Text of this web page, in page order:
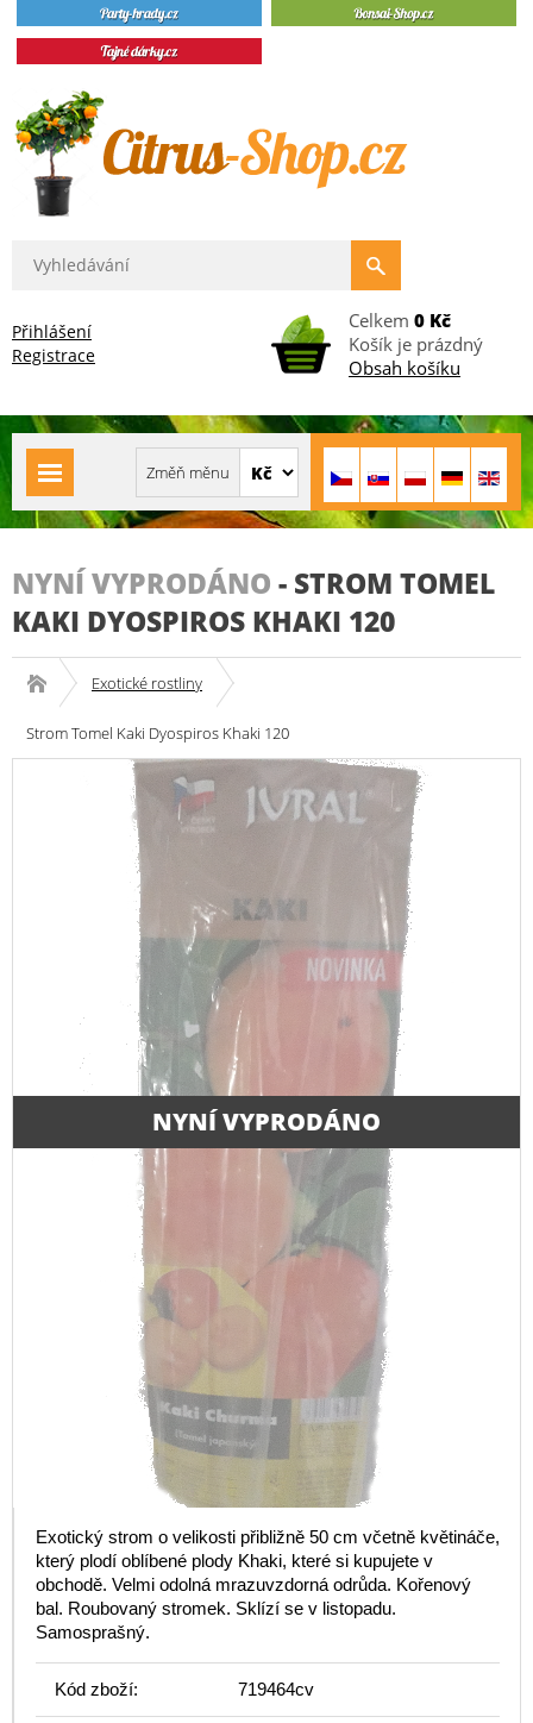
Přihlášení
Registrace
Celkem 0 Kč
Košík je prázdný
Obsah košíku
NYNÍ VYPRODÁNO - STROM TOMEL
KAKI DYOSPIROS KHAKI 120
Exotické rostliny
Strom Tomel Kaki Dyospiros Khaki 120
NYNÍ VYPRODÁNO
Exotický strom o velikosti přibližně 50 cm včetně květináče,
který plodí oblíbené plody Khaki, které si kupujete v
obchodě. Velmi odolná mrazuvzdorná odrůda. Kořenový
bal. Roubovaný stromek. Sklízí se v listopadu.
Samosprašný.
Kód zboží: 719464cv